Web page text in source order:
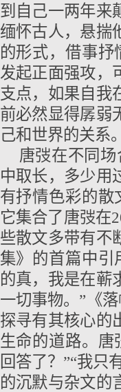
到自己一两年来
缅怀古人，悬揣
的形式，借事抒
发起正面强攻，
支点，如果自我
前必然显得孱弱
己和世界的关系
唐弢在不同
中取长，多少用
有抒情色彩的散
它集合了唐弢在
些散文多带有不
集》的首篇中引
的真，我是在蕲
一切事物。”《
探寻有其核心的
生命的道路。唐
回答了？”“我只
的沉默与杂文的